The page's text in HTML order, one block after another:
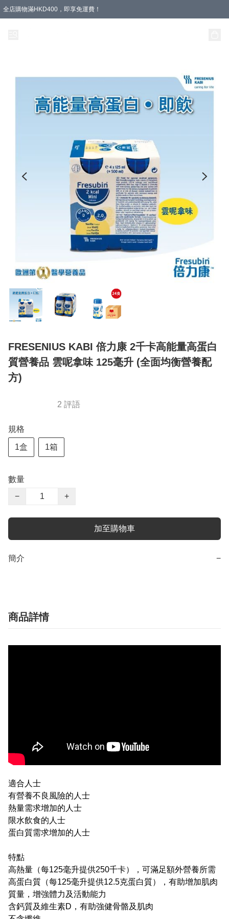
全店購物滿HKD400，即享免運費！
FRESENIUS KABI 倍力康 2千卡高能量高蛋白
質營養品 雲呢拿味 125毫升 (全面均衡營養配
方)
2 評語
規格
1盒 1箱
數量
−
+
加至購物車
簡介 −
商品詳情
適合人士
有營養不良風險的人士
熱量需求增加的人士
限水飲食的人士
蛋白質需求增加的人士
特點
高熱量（每125毫升提供250千卡），可滿足額外營養所需
高蛋白質（每125毫升提供12.5克蛋白質），有助增加肌肉
質量，增強體力及活動能力
含鈣質及維生素D，有助強健骨骼及肌肉